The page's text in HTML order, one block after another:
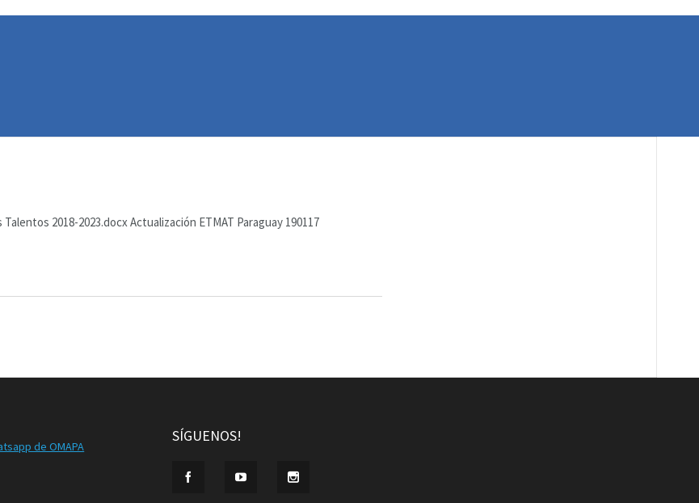
2018-2023.docx Actualización ETMAT Paraguay 190117
de OMAPA
SÍGUENOS!